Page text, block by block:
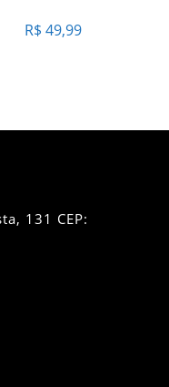
R$ 49,99
131 CEP: